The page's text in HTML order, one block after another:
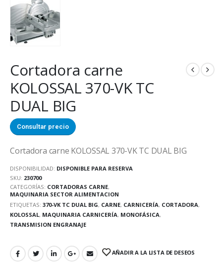
Cortadora carne
KOLOSSAL 370-VK TC
DUAL BIG
Consultar precio
Cortadora carne KOLOSSAL 370-VK TC DUAL BIG
DISPONIBILIDAD: DISPONIBLE PARA RESERVA
SKU: 230700
CATEGORÍAS: CORTADORAS CARNE,
MAQUINARIA SECTOR ALIMENTACION
ETIQUETAS: 370-VK TC DUAL BIG, CARNE, CARNICERÍA, CORTADORA,
KOLOSSAL, MAQUINARIA CARNICERÍA, MONOFÁSICA,
TRANSMISION ENGRANAJE
AÑADIR A LA LISTA DE DESEOS